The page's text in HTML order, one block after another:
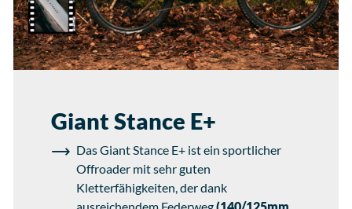
Giant Stance E+
Das Giant Stance E+ ist ein sportlicher
Offroader mit sehr guten
Kletterfähigkeiten, der dank